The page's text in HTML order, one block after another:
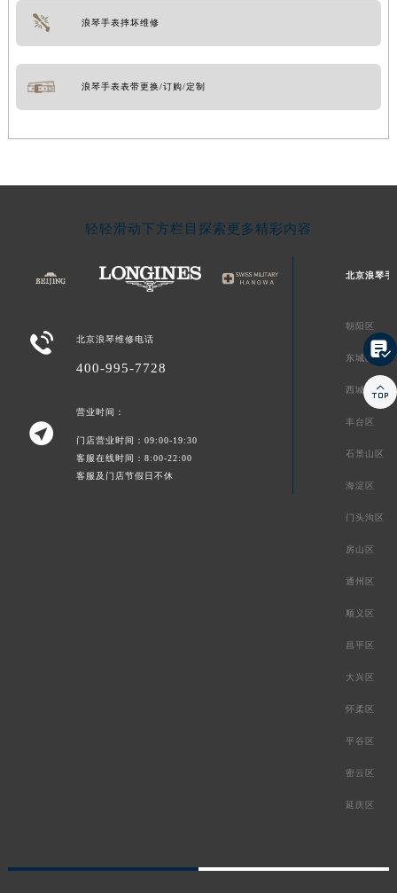
浪琴手表摔坏维修
浪琴手表表带更换/订购/定制
轻轻滑动下方栏目探索更多精彩内容
 北京浪琴维修电话
400-995-7728

营业时间：
门店营业时间：09:00-19:30
客服在线时间：8:00-22:00
客服及门店节假日不休
北京浪琴手
朝阳区
东城区
西城区
丰台区
石景山区
海淀区
门头沟区
房山区
通州区
顺义区
昌平区
大兴区
怀柔区
平谷区
密云区
延庆区

